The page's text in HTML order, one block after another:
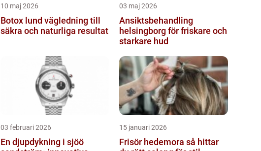
10 maj 2026
Botox lund vägledning till
säkra och naturliga resultat
03 maj 2026
Ansiktsbehandling
helsingborg för friskare och
starkare hud
03 februari 2026
En djupdykning i sjöö
15 januari 2026
Frisör hedemora så hittar